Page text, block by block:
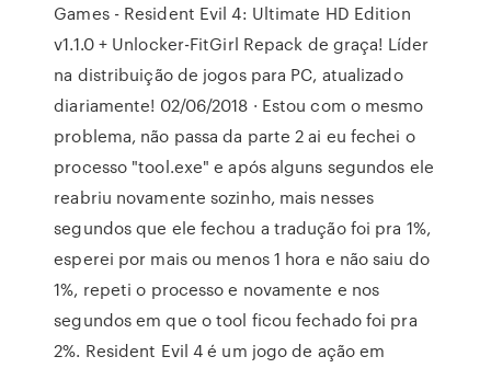
Games - Resident Evil 4: Ultimate HD Edition
v1.1.0 + Unlocker-FitGirl Repack de graça! Líder
na distribuição de jogos para PC, atualizado
diariamente! 02/06/2018 · Estou com o mesmo
problema, não passa da parte 2 ai eu fechei o
processo "tool.exe" e após alguns segundos ele
reabriu novamente sozinho, mais nesses
segundos que ele fechou a tradução foi pra 1%,
esperei por mais ou menos 1 hora e não saiu do
1%, repeti o processo e novamente e nos
segundos em que o tool ficou fechado foi pra
2%. Resident Evil 4 é um jogo de ação em